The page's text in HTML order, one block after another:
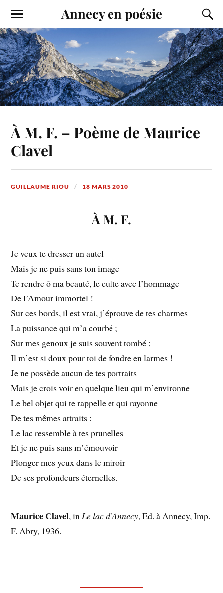
Annecy en poésie
À M. F. – Poème de Maurice
Clavel
GUILLAUME RIOU 18 MARS 2010
À M. F.
Je veux te dresser un autel
Mais je ne puis sans ton image
Te rendre ô ma beauté, le culte avec l’hommage
De l’Amour immortel !
Sur ces bords, il est vrai, j’éprouve de tes charmes
La puissance qui m’a courbé ;
Sur mes genoux je suis souvent tombé ;
Il m’est si doux pour toi de fondre en larmes !
Je ne possède aucun de tes portraits
Mais je crois voir en quelque lieu qui m’environne
Le bel objet qui te rappelle et qui rayonne
De tes mêmes attraits :
Le lac ressemble à tes prunelles
Et je ne puis sans m’émouvoir
Plonger mes yeux dans le miroir
De ses profondeurs éternelles.
Maurice Clavel, inLe lac d’Annecy, Ed. à Annecy, Imp.
F. Abry, 1936.